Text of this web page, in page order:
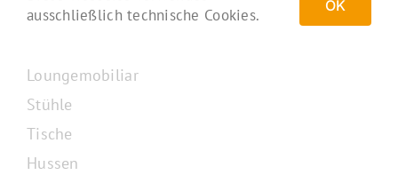
Loungemobiliar
Stühle
Tische
Hussen
ausschließlich technische Cookies.
OK